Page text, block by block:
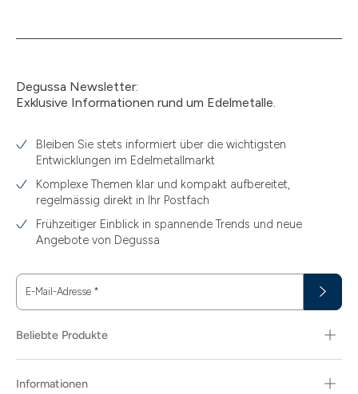
Degussa Newsletter:
Exklusive Informationen rund um Edelmetalle.
Bleiben Sie stets informiert über die wichtigsten
Entwicklungen im Edelmetallmarkt
Komplexe Themen klar und kompakt aufbereitet,
regelmässig direkt in Ihr Postfach
Frühzeitiger Einblick in spannende Trends und neue
Angebote von Degussa
E-Mail-Adresse *
Beliebte Produkte
Informationen